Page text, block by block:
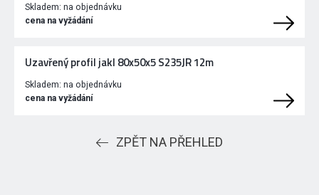
Skladem: na objednávku
cena na vyžádání
Uzavřený profil jakl 80x50x5 S235JR 12m
Skladem: na objednávku
cena na vyžádání
ZPĚT NA PŘEHLED